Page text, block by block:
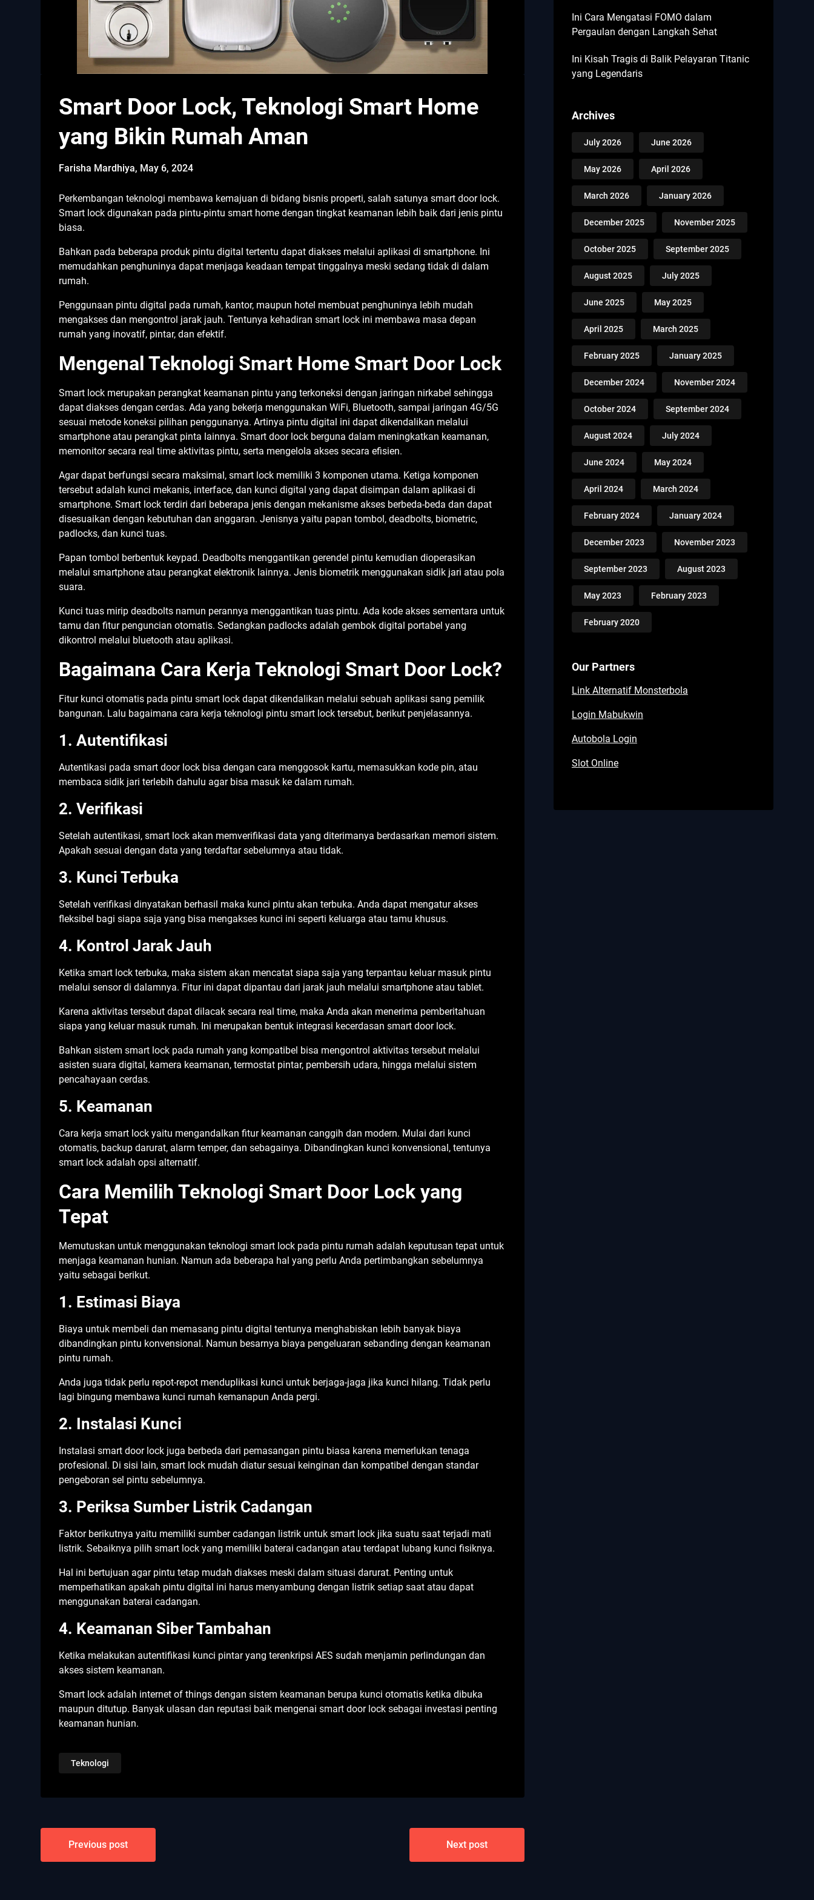
Smart Door Lock, Teknologi Smart Home
yang Bikin Rumah Aman
Farisha Mardhiya, May 6, 2024
Perkembangan teknologi membawa kemajuan di bidang bisnis properti, salah satunya smart door lock.
Smart lock digunakan pada pintu-pintu smart home dengan tingkat keamanan lebih baik dari jenis pintu
biasa.
Bahkan pada beberapa produk pintu digital tertentu dapat diakses melalui aplikasi di smartphone. Ini
memudahkan penghuninya dapat menjaga keadaan tempat tinggalnya meski sedang tidak di dalam
rumah.
Penggunaan pintu digital pada rumah, kantor, maupun hotel membuat penghuninya lebih mudah
mengakses dan mengontrol jarak jauh. Tentunya kehadiran smart lock ini membawa masa depan
rumah yang inovatif, pintar, dan efektif.
Mengenal Teknologi Smart Home Smart Door Lock
Smart lock merupakan perangkat keamanan pintu yang terkoneksi dengan jaringan nirkabel sehingga
dapat diakses dengan cerdas. Ada yang bekerja menggunakan WiFi, Bluetooth, sampai jaringan 4G/5G
sesuai metode koneksi pilihan penggunanya. Artinya pintu digital ini dapat dikendalikan melalui
smartphone atau perangkat pinta lainnya. Smart door lock berguna dalam meningkatkan keamanan,
memonitor secara real time aktivitas pintu, serta mengelola akses secara efisien.
Agar dapat berfungsi secara maksimal, smart lock memiliki 3 komponen utama. Ketiga komponen
tersebut adalah kunci mekanis, interface, dan kunci digital yang dapat disimpan dalam aplikasi di
smartphone. Smart lock terdiri dari beberapa jenis dengan mekanisme akses berbeda-beda dan dapat
disesuaikan dengan kebutuhan dan anggaran. Jenisnya yaitu papan tombol, deadbolts, biometric,
padlocks, dan kunci tuas.
Papan tombol berbentuk keypad. Deadbolts menggantikan gerendel pintu kemudian dioperasikan
melalui smartphone atau perangkat elektronik lainnya. Jenis biometrik menggunakan sidik jari atau pola
suara.
Kunci tuas mirip deadbolts namun perannya menggantikan tuas pintu. Ada kode akses sementara untuk
tamu dan fitur penguncian otomatis. Sedangkan padlocks adalah gembok digital portabel yang
dikontrol melalui bluetooth atau aplikasi.
Bagaimana Cara Kerja Teknologi Smart Door Lock?
Fitur kunci otomatis pada pintu smart lock dapat dikendalikan melalui sebuah aplikasi sang pemilik
bangunan. Lalu bagaimana cara kerja teknologi pintu smart lock tersebut, berikut penjelasannya.
1. Autentifikasi
Autentikasi pada smart door lock bisa dengan cara menggosok kartu, memasukkan kode pin, atau
membaca sidik jari terlebih dahulu agar bisa masuk ke dalam rumah.
2. Verifikasi
Setelah autentikasi, smart lock akan memverifikasi data yang diterimanya berdasarkan memori sistem.
Apakah sesuai dengan data yang terdaftar sebelumnya atau tidak.
3. Kunci Terbuka
Setelah verifikasi dinyatakan berhasil maka kunci pintu akan terbuka. Anda dapat mengatur akses
fleksibel bagi siapa saja yang bisa mengakses kunci ini seperti keluarga atau tamu khusus.
4. Kontrol Jarak Jauh
Ketika smart lock terbuka, maka sistem akan mencatat siapa saja yang terpantau keluar masuk pintu
melalui sensor di dalamnya. Fitur ini dapat dipantau dari jarak jauh melalui smartphone atau tablet.
Karena aktivitas tersebut dapat dilacak secara real time, maka Anda akan menerima pemberitahuan
siapa yang keluar masuk rumah. Ini merupakan bentuk integrasi kecerdasan smart door lock.
Bahkan sistem smart lock pada rumah yang kompatibel bisa mengontrol aktivitas tersebut melalui
asisten suara digital, kamera keamanan, termostat pintar, pembersih udara, hingga melalui sistem
pencahayaan cerdas.
5. Keamanan
Cara kerja smart lock yaitu mengandalkan fitur keamanan canggih dan modern. Mulai dari kunci
otomatis, backup darurat, alarm temper, dan sebagainya. Dibandingkan kunci konvensional, tentunya
smart lock adalah opsi alternatif.
Cara Memilih Teknologi Smart Door Lock yang
Tepat
Memutuskan untuk menggunakan teknologi smart lock pada pintu rumah adalah keputusan tepat untuk
menjaga keamanan hunian. Namun ada beberapa hal yang perlu Anda pertimbangkan sebelumnya
yaitu sebagai berikut.
1. Estimasi Biaya
Biaya untuk membeli dan memasang pintu digital tentunya menghabiskan lebih banyak biaya
dibandingkan pintu konvensional. Namun besarnya biaya pengeluaran sebanding dengan keamanan
pintu rumah.
Anda juga tidak perlu repot-repot menduplikasi kunci untuk berjaga-jaga jika kunci hilang. Tidak perlu
lagi bingung membawa kunci rumah kemanapun Anda pergi.
2. Instalasi Kunci
Instalasi smart door lock juga berbeda dari pemasangan pintu biasa karena memerlukan tenaga
profesional. Di sisi lain, smart lock mudah diatur sesuai keinginan dan kompatibel dengan standar
pengeboran sel pintu sebelumnya.
3. Periksa Sumber Listrik Cadangan
Faktor berikutnya yaitu memiliki sumber cadangan listrik untuk smart lock jika suatu saat terjadi mati
listrik. Sebaiknya pilih smart lock yang memiliki baterai cadangan atau terdapat lubang kunci fisiknya.
Hal ini bertujuan agar pintu tetap mudah diakses meski dalam situasi darurat. Penting untuk
memperhatikan apakah pintu digital ini harus menyambung dengan listrik setiap saat atau dapat
menggunakan baterai cadangan.
4. Keamanan Siber Tambahan
Ketika melakukan autentifikasi kunci pintar yang terenkripsi AES sudah menjamin perlindungan dan
akses sistem keamanan.
Smart lock adalah internet of things dengan sistem keamanan berupa kunci otomatis ketika dibuka
maupun ditutup. Banyak ulasan dan reputasi baik mengenai smart door lock sebagai investasi penting
keamanan hunian.
Teknologi
Post
navigation
Previous post Next post
Ini Cara Mengatasi FOMO dalam
Pergaulan dengan Langkah Sehat
Ini Kisah Tragis di Balik Pelayaran Titanic
yang Legendaris
Archives
July 2026 June 2026
May 2026 April 2026
March 2026 January 2026
December 2025 November 2025
October 2025 September 2025
August 2025 July 2025
June 2025 May 2025
April 2025 March 2025
February 2025 January 2025
December 2024 November 2024
October 2024 September 2024
August 2024 July 2024
June 2024 May 2024
April 2024 March 2024
February 2024 January 2024
December 2023 November 2023
September 2023 August 2023
May 2023 February 2023
February 2020
Our Partners
Link Alternatif Monsterbola
Login Mabukwin
Autobola Login
Slot Online